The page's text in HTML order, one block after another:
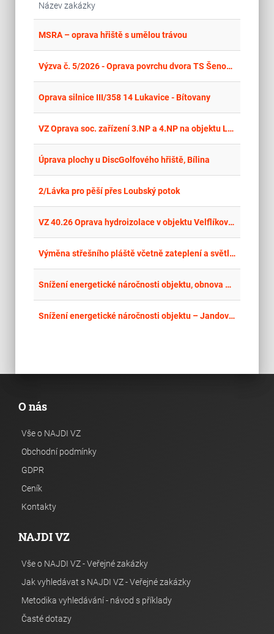
Název zakázky
MSRA – oprava hřiště s umělou trávou
Výzva č. 5/2026 - Oprava povrchu dvora TS Šenov u Nového Jičína
Oprava silnice III/358 14 Lukavice - Bítovany
VZ Oprava soc. zařízení 3.NP a 4.NP na objektu Lipová 18 v Brně
Úprava plochy u DiscGolfového hřiště, Bílina
2/Lávka pro pěší přes Loubský potok
VZ 40.26 Oprava hydroizolace v objektu Velflíkova 8, Ostrava-Hrabůvka-část B
Výměna střešního pláště včetně zateplení a světlíků na garážích KÚ
Snížení energetické náročnosti objektu, obnova elektroinstalace a nové napojení na DSNN-EG.D, Tovární 168/16, 664 91 Ivančice
Snížení energetické náročnosti objektu – Jandov 1171, 675 31 Jemnice
O nás
Vše o NAJDI VZ
Obchodní podmínky
GDPR
Ceník
Kontakty
NAJDI VZ
Vše o NAJDI VZ - Veřejné zakázky
Jak vyhledávat s NAJDI VZ - Veřejné zakázky
Metodika vyhledávání - návod s příklady
Časté dotazy